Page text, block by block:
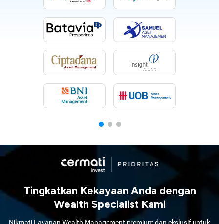
Tingkatkan Kekayaan Anda dengan
Wealth Specialist Kami
Nikmati Layanan Wealth Management premium dan ekslusif untuk